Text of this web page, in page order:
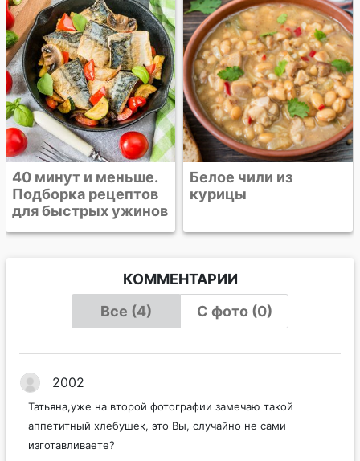
Белое чили из
курицы
КОММЕНТАРИИ
Все (4)
С фото (0)
2002
Татьяна,уже на второй фотографии замечаю такой
аппетитный хлебушек, это Вы, случайно не сами
изготавливаете?